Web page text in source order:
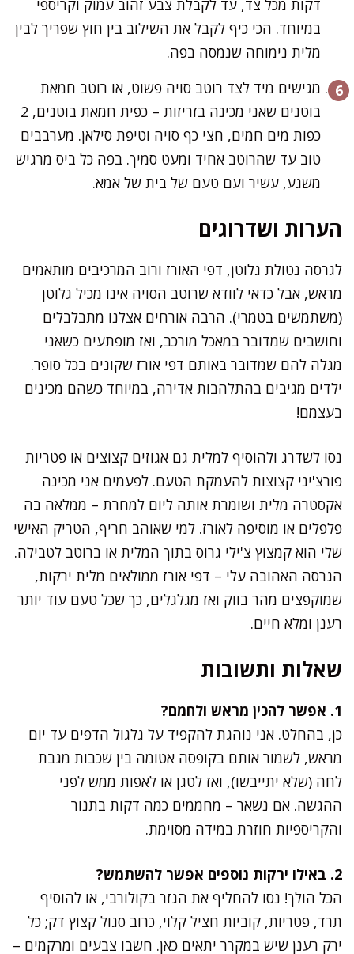
דקות מכל צד, עד לקבלת צבע זהוב עמוק וקריספי
במיוחד. הכי כיף לקבל את השילוב בין חוץ שפריך לבין
מלית נימוחה שנמסה בפה.
מגישים מיד לצד רוטב סויה פשוט, או רוטב חמאת
בוטנים שאני מכינה בזריזות – כפית חמאת בוטנים, 2
כפות מים חמים, חצי כף סויה וטיפת סילאן. מערבבים
טוב עד שהרוטב אחיד ומעט סמיך. בפה כל ביס מרגיש
משגע, עשיר ועם טעם של בית של אמא.
הערות ושדרוגים
לגרסה נטולת גלוטן, דפי האורז ורוב המרכיבים מותאמים
מראש, אבל כדאי לוודא שרוטב הסויה אינו מכיל גלוטן
(משתמשים בטמרי). הרבה אורחים אצלנו מתבלבלים
וחושבים שמדובר במאכל מורכב, ואז מופתעים כשאני
מגלה להם שמדובר באותם דפי אורז שקונים בכל סופר.
ילדים מגיבים בהתלהבות אדירה, במיוחד כשהם מכינים
בעצמם!
נסו לשדרג ולהוסיף למלית גם אגוזים קצוצים או פטריות
פורצ'יני קצוצות להעמקת הטעם. לפעמים אני מכינה
אקסטרה מלית ושומרת אותה ליום למחרת – ממלאה בה
פלפלים או מוסיפה לאורז. למי שאוהב חריף, הטריק האישי
שלי הוא קמצוץ צ'ילי גרוס בתוך המלית או ברוטב לטבילה.
הגרסה האהובה עלי – דפי אורז ממולאים מלית ירקות,
שמוקפצים מהר בווק ואז מגלגלים, כך שכל טעם עוד יותר
רענן ומלא חיים.
שאלות ותשובות
1. אפשר להכין מראש ולחמם?
כן, בהחלט. אני נוהגת להקפיד על גלגול הדפים עד יום
מראש, לשמור אותם בקופסה אטומה בין שכבות מגבת
לחה (שלא יתייבשו), ואז לטגן או לאפות ממש לפני
ההגשה. אם נשאר – מחממים כמה דקות בתנור
והקריספיות חוזרת במידה מסוימת.
2. באילו ירקות נוספים אפשר להשתמש?
הכל הולך! נסו להחליף את הגזר בקולורבי, או להוסיף
תרד, פטריות, קוביות חציל קלוי, כרוב סגול קצוץ דק; כל
ירק רענן שיש במקרר יתאים כאן. חשבו צבעים ומרקמים –